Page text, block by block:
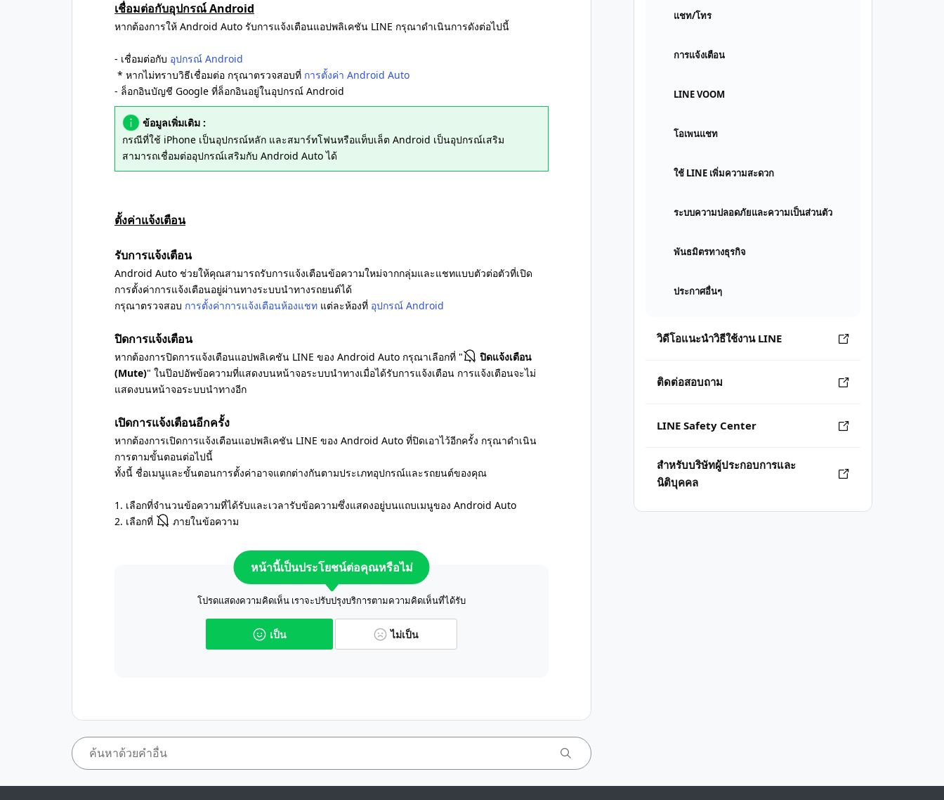
แชท/โทร
การแจ้งเตือน
LINE VOOM
โอเพนแชท
ใช้ LINE เพิ่มความสะดวก
ระบบความปลอดภัยและความเป็นส่วนตัว
พันธมิตรทางธุรกิจ
ประกาศอื่นๆ
วิดีโอแนะนำวิธีใช้งาน LINE
ติดต่อสอบถาม
LINE Safety Center
สำหรับบริษัทผู้ประกอบการและ
นิติบุคคล
เชื่อมต่อกับอุปกรณ์ Android
หากต้องการให้ Android Auto รับการแจ้งเตือนแอปพลิเคชัน LINE กรุณาดำเนินการดังต่อไปนี้
- เชื่อมต่อกับ อุปกรณ์ Android
* หากไม่ทราบวิธีเชื่อมต่อ กรุณาตรวจสอบที่ การตั้งค่า Android Auto
- ล็อกอินบัญชี Google ที่ล็อกอินอยู่ในอุปกรณ์ Android
ข้อมูลเพิ่มเติม :
กรณีที่ใช้ iPhone เป็นอุปกรณ์หลัก และสมาร์ทโฟนหรือแท็บเล็ต Android เป็นอุปกรณ์เสริม
สามารถเชื่อมต่ออุปกรณ์เสริมกับ Android Auto ได้
ตั้งค่าแจ้งเตือน
รับการแจ้งเตือน
Android Auto ช่วยให้คุณสามารถรับการแจ้งเตือนข้อความใหม่จากกลุ่มและแชทแบบตัวต่อตัวที่เปิด
การตั้งค่าการแจ้งเตือนอยู่ผ่านทางระบบนำทางรถยนต์ได้
กรุณาตรวจสอบ การตั้งค่าการแจ้งเตือนห้องแชท แต่ละห้องที่ อุปกรณ์ Android
ปิดการแจ้งเตือน
หากต้องการปิดการแจ้งเตือนแอปพลิเคชัน LINE ของ Android Auto กรุณาเลือกที่ "
ปิดแจ้งเตือน
(Mute)" ในป๊อปอัพข้อความที่แสดงบนหน้าจอระบบนำทางเมื่อได้รับการแจ้งเตือน การแจ้งเตือนจะไม่
แสดงบนหน้าจอระบบนำทางอีก
เปิดการแจ้งเตือนอีกครั้ง
หากต้องการเปิดการแจ้งเตือนแอปพลิเคชัน LINE ของ Android Auto ที่ปิดเอาไว้อีกครั้ง กรุณาดำเนิน
การตามขั้นตอนต่อไปนี้
ทั้งนี้ ชื่อเมนูและขั้นตอนการตั้งค่าอาจแตกต่างกันตามประเภทอุปกรณ์และรถยนต์ของคุณ
1. เลือกที่จำนวนข้อความที่ได้รับและเวลารับข้อความซึ่งแสดงอยู่บนแถบเมนูของ Android Auto
2. เลือกที่
ภายในข้อความ
หน้านี้เป็นประโยชน์ต่อคุณหรือไม่
โปรดแสดงความคิดเห็น เราจะปรับปรุงบริการตามความคิดเห็นที่ได้รับ
เป็น ไม่เป็น